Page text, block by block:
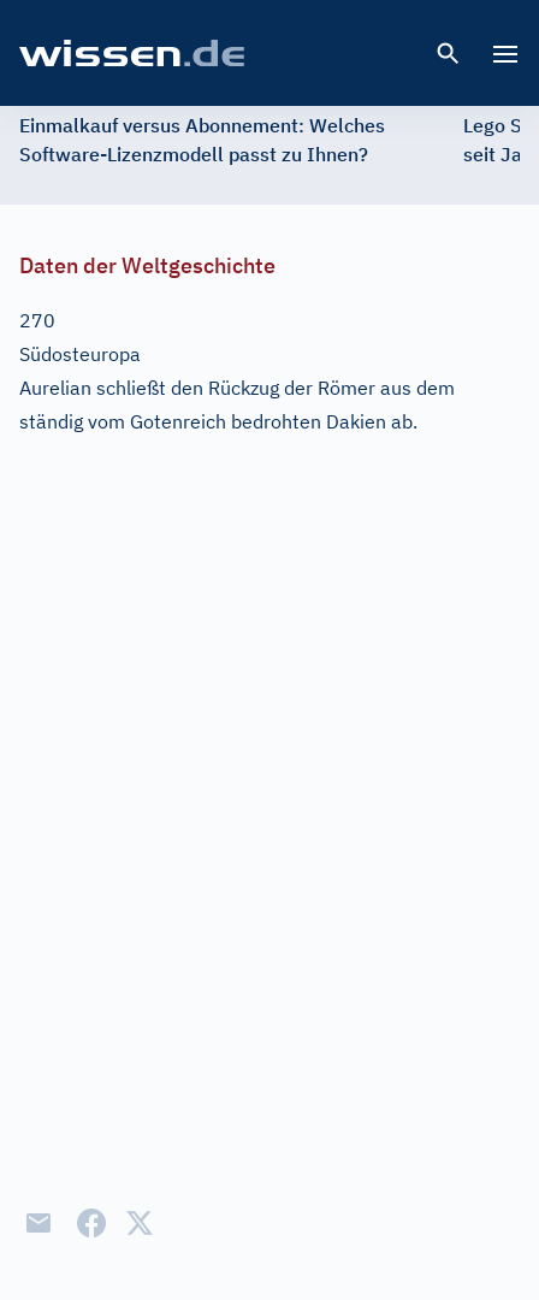
Einmalkauf versus Abonnement: Welches
Software-Lizenzmodell passt zu Ihnen?
Lego
seit
Daten der Weltgeschichte
270
Südosteuropa
Aurelian schließt den Rückzug der Römer aus dem
ständig vom Gotenreich bedrohten Dakien ab.